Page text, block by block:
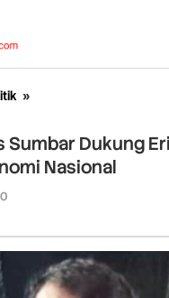
»
Sumbar
Dukung
Erick
Nasional
Sumbar Dukung
Nasional